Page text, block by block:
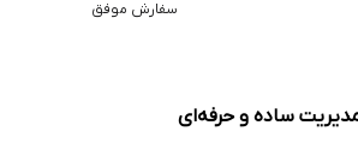
سفارش موفق
ساده و حرفه‌ای